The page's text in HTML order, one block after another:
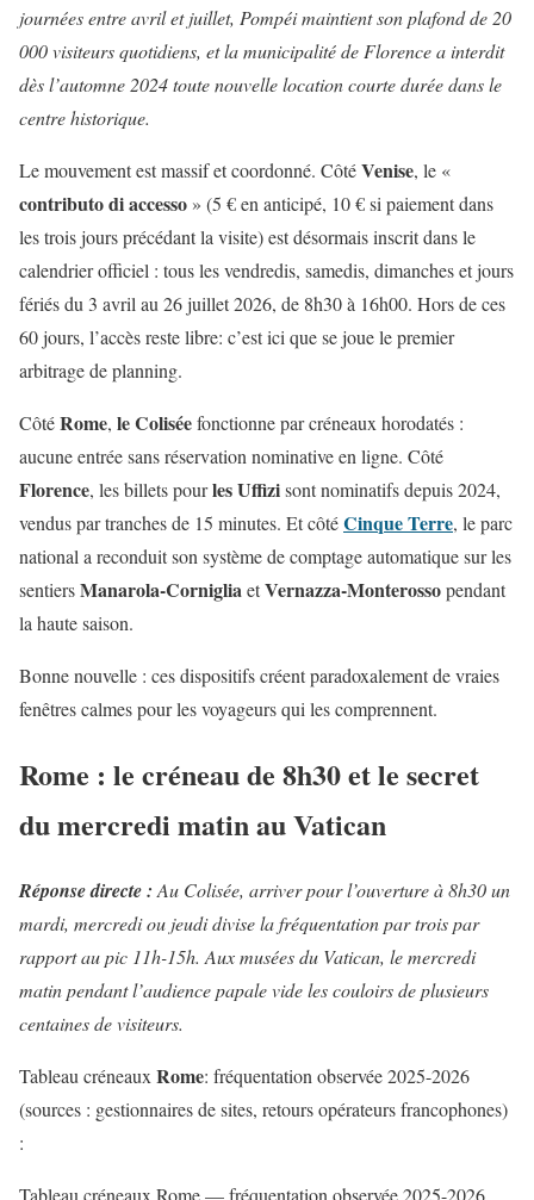
journées entre avril et juillet, Pompéi maintient son plafond de 20
000 visiteurs quotidiens, et la municipalité de Florence a interdit
dès l’automne 2024 toute nouvelle location courte durée dans le
centre historique.
Le mouvement est massif et coordonné. CôtéVenise, le «
contributo di accesso » (5 € en anticipé, 10 € si paiement dans
les trois jours précédant la visite) est désormais inscrit dans le
calendrier officiel : tous les vendredis, samedis, dimanches et jours
fériés du 3 avril au 26 juillet 2026, de 8h30 à 16h00. Hors de ces
60 jours, l’accès reste libre: c’est ici que se joue le premier
arbitrage de planning.
CôtéRome, le Coliséefonctionne par créneaux horodatés :
aucune entrée sans réservation nominative en ligne. Côté
Florence, les billets pourles Uffizisont nominatifs depuis 2024,
vendus par tranches de 15 minutes. Et côtéCinque Terre, le parc
national a reconduit son système de comptage automatique sur les
sentiersManarola-CornigliaetVernazza-Monterossopendant
la haute saison.
Bonne nouvelle : ces dispositifs créent paradoxalement de vraies
fenêtres calmes pour les voyageurs qui les comprennent.
Rome : le créneau de 8h30 et le secret
du mercredi matin au Vatican
Réponse directe :Au Colisée, arriver pour l’ouverture à 8h30 un
mardi, mercredi ou jeudi divise la fréquentation par trois par
rapport au pic 11h-15h. Aux musées du Vatican, le mercredi
matin pendant l’audience papale vide les couloirs de plusieurs
centaines de visiteurs.
Tableau créneauxRome: fréquentation observée 2025-2026
(sources : gestionnaires de sites, retours opérateurs francophones)
:
Tableau créneaux Rome — fréquentation observée 2025-2026